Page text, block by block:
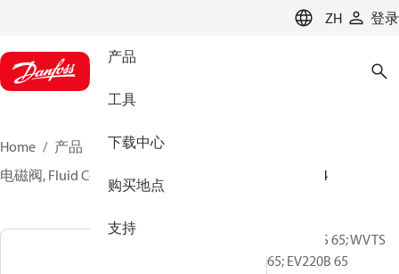
ZH 登录
产品
工具
下载中心
购买地点
支持
Home 产品
气候方案事业部供热业务
电磁阀, Fluid Controls
阀门备件和配件 016D0084
备件, WVS 65; WVTS
65; EV220B 65